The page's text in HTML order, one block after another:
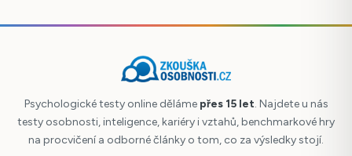
Psychologické testy online děláme přes 15 let. Najdete u nás
testy osobnosti, inteligence, kariéry i vztahů, benchmarkové hry
na procvičení a odborné články o tom, co za výsledky stojí.